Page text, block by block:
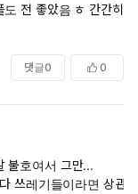
전 좋았음 ㅎ 간간히
댓글0 0
불호여서 그만...
쓰레기들이라면 상관